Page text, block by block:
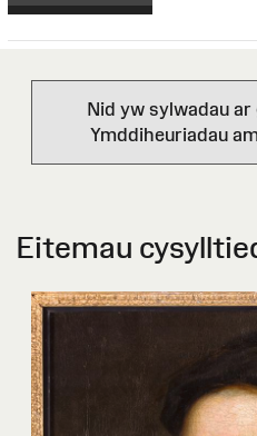
Nid yw sylwadau ar
Ymddiheuriadau
Eitemau